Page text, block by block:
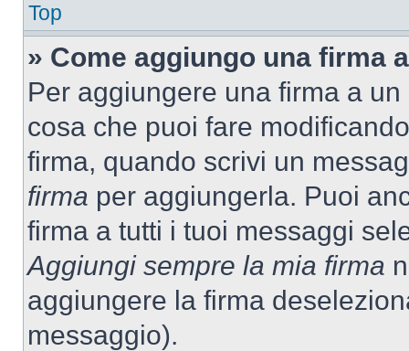
Top
» Come aggiungo una firma
Per aggiungere una firma a
cosa che puoi fare
firma, quando scrivi un
firma per aggiungerla. Puoi
firma a tutti i tuoi messaggi
Aggiungi sempre la mia firma
aggiungere la firma
messaggio).